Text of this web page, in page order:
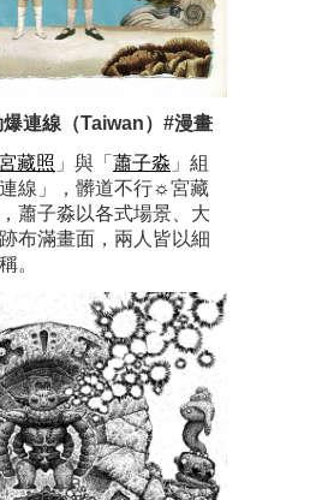
連線（Taiwan）#漫畫
藏照 」與「 蕭子淼 」組
線」，髒道不行☼︎宮藏
蕭子淼以各式場景、大
布滿畫面，兩人皆以細
。